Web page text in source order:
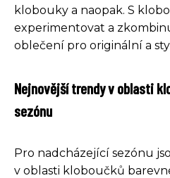
klobouky a naopak. S
experimentovat a
oblečení pro originální a
Nejnovější trendy v oblasti
sezónu
Pro nadcházející sezónu
v oblasti kloboučků